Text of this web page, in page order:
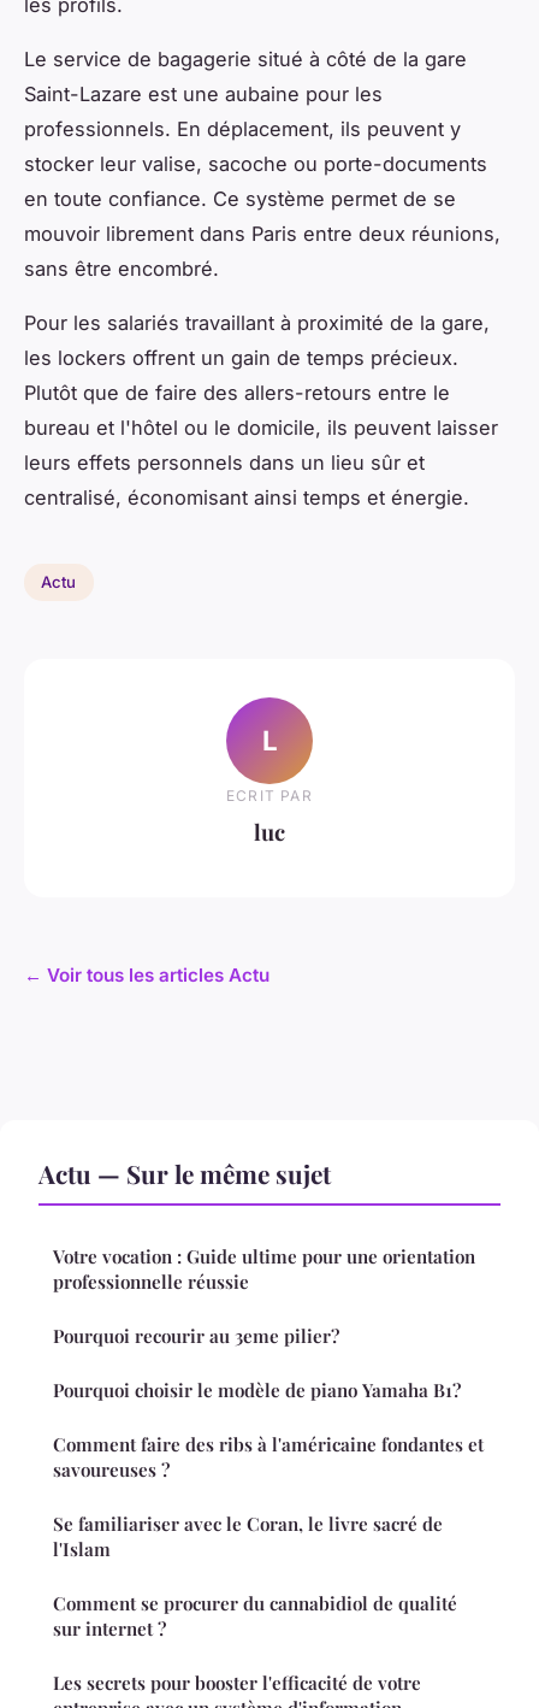
Le service de bagagerie situé à côté de la gare
Saint-Lazare est une aubaine pour les
professionnels. En déplacement, ils peuvent y
stocker leur valise, sacoche ou porte-documents
en toute confiance. Ce système permet de se
mouvoir librement dans Paris entre deux réunions,
sans être encombré.
Pour les salariés travaillant à proximité de la gare,
les lockers offrent un gain de temps précieux.
Plutôt que de faire des allers-retours entre le
bureau et l'hôtel ou le domicile, ils peuvent laisser
leurs effets personnels dans un lieu sûr et
centralisé, économisant ainsi temps et énergie.
Actu
L
ECRIT PAR
luc
← Voir tous les articles Actu
Actu — Sur le même sujet
Votre vocation : Guide ultime pour une orientation
professionnelle réussie
Pourquoi recourir au 3eme pilier?
Pourquoi choisir le modèle de piano Yamaha B1?
Comment faire des ribs à l'américaine fondantes et
savoureuses ?
Se familiariser avec le Coran, le livre sacré de
l'Islam
Comment se procurer du cannabidiol de qualité
sur internet ?
Les secrets pour booster l'efficacité de votre